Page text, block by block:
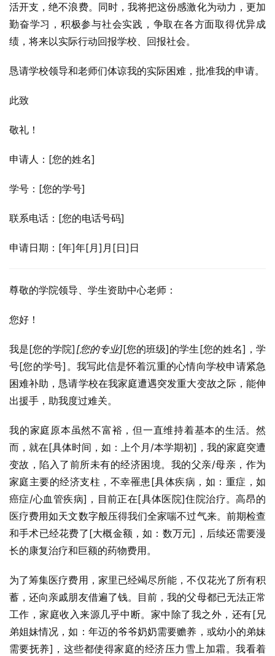
活开支，绝不浪费。同时，我将把这份感激化为动力，更加
勤奋学习，积极参与社会实践，争取在各方面取得优异成
绩，将来以实际行动回报学校、回报社会。
恳请学校领导和老师们体谅我的实际困难，批准我的申请。
此致
敬礼！
申请人：[您的姓名]
学号：[您的学号]
联系电话：[您的电话号码]
申请日期：[年]年[月]月[日]日
尊敬的学院领导、学生资助中心老师：
您好！
我是[您的学院] [您的专业][您的班级]的学生[您的姓名]，学
号[您的学号]。我写此信是怀着沉重的心情向学校申请紧急
困难补助，恳请学校在我家庭遭遇突发重大变故之际，能伸
出援手，助我度过难关。
我的家庭原本虽然不富裕，但一直维持着基本的生活。然
而，就在[具体时间，如：上个月/本学期初]，我的家庭突遭
变故，陷入了前所未有的经济困境。我的父亲/母亲，作为
家庭主要的经济支柱，不幸罹患[具体疾病，如：重症，如
癌症/心血管疾病]，目前正在[具体医院]住院治疗。高昂的
医疗费用如天文数字般压得我们全家喘不过气来。前期检查
和手术已经花费了[大概金额，如：数万元]，后续还需要漫
长的康复治疗和巨额的药物费用。
为了筹集医疗费用，家里已经竭尽所能，不仅花光了所有积
蓄，还向亲戚朋友借遍了钱。目前，我的父母都已无法正常
工作，家庭收入来源几乎中断。家中除了我之外，还有[兄
弟姐妹情况，如：年迈的爷爷奶奶需要赡养，或幼小的弟妹
需要抚养]，这些都使得家庭的经济压力雪上加霜。我看着